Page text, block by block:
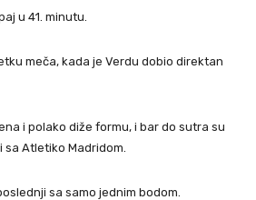
u 41. minutu.
meča, kada je Verdu dobio direktan
i polako diže formu, i bar do sutra su
Atletiko Madridom.
sa samo jednim bodom.